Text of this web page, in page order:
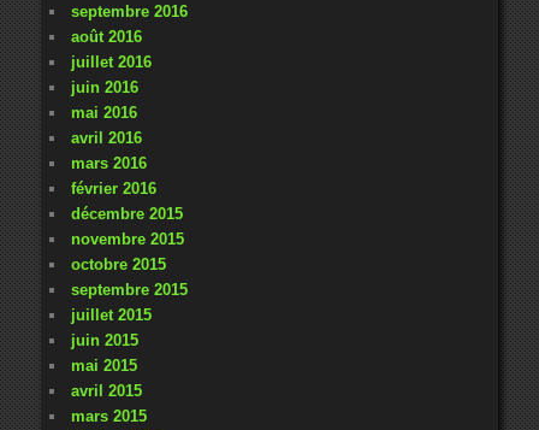
septembre 2016
août 2016
juillet 2016
juin 2016
mai 2016
avril 2016
mars 2016
février 2016
décembre 2015
novembre 2015
octobre 2015
septembre 2015
juillet 2015
juin 2015
mai 2015
avril 2015
mars 2015